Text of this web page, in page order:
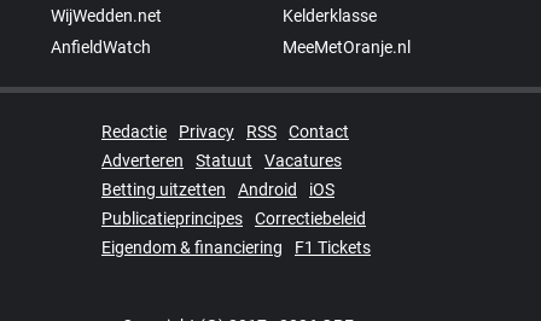
WijWedden.net
Kelderklasse
AnfieldWatch
MeeMetOranje.nl
Redactie Privacy RSS
Contact
Adverteren
Statuut
Vacatures
Betting uitzetten
Android
iOS
Publicatieprincipes
Correctiebeleid
Eigendom & financiering
F1 Tickets